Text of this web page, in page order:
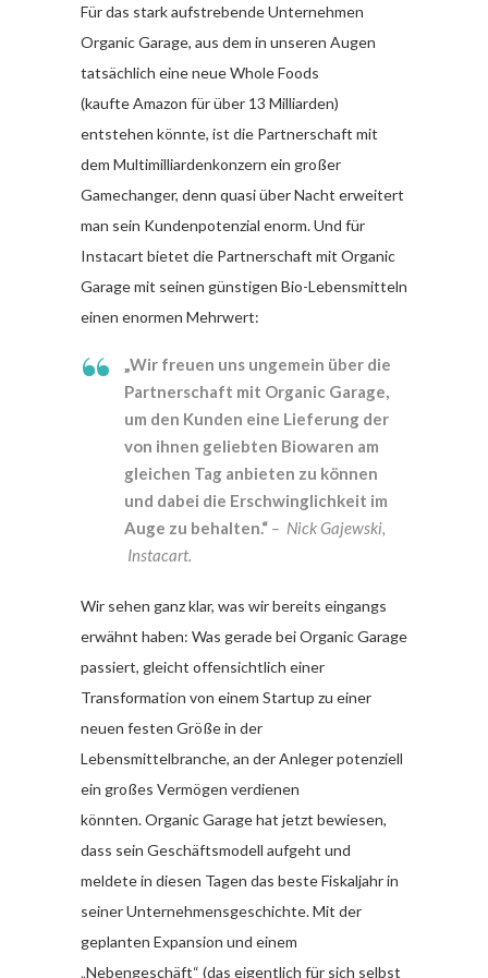
Für das stark aufstrebende Unternehmen
Organic Garage, aus dem in unseren Augen
tatsächlich eine neue Whole Foods
(kaufte Amazon für über 13 Milliarden)
entstehen könnte, ist die Partnerschaft mit
dem Multimilliardenkonzern ein großer
Gamechanger, denn quasi über Nacht erweitert
man sein Kundenpotenzial enorm. Und für
Instacart bietet die Partnerschaft mit Organic
Garage mit seinen günstigen Bio-Lebensmitteln
einen enormen Mehrwert:
„Wir freuen uns ungemein über die
Partnerschaft mit Organic Garage,
um den Kunden eine Lieferung der
von ihnen geliebten Biowaren am
gleichen Tag anbieten zu können
und dabei die Erschwinglichkeit im
Auge zu behalten.“ – Nick Gajewski,
Instacart.
Wir sehen ganz klar, was wir bereits eingangs
erwähnt haben: Was gerade bei Organic Garage
passiert, gleicht offensichtlich einer
Transformation von einem Startup zu einer
neuen festen Größe in der
Lebensmittelbranche, an der Anleger potenziell
ein großes Vermögen verdienen
könnten. Organic Garage hat jetzt bewiesen,
dass sein Geschäftsmodell aufgeht und
meldete in diesen Tagen das beste Fiskaljahr in
seiner Unternehmensgeschichte. Mit der
geplanten Expansion und einem
„Nebengeschäft“ (das eigentlich für sich selbst